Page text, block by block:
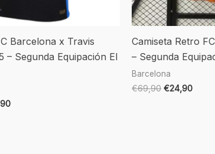
Barcelona x Travis
– Segunda Equipación El
Camiseta Retro
– Segunda
Barcelona
€69,90 €24,90